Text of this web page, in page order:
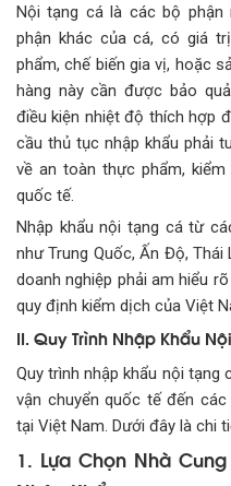
Nội tạng cá là các bộ phận
phận khác của cá, có giá
phẩm, chế biến gia vị, hoặc
hàng này cần được bảo
điều kiện nhiệt độ thích hợp
cầu thủ tục nhập khẩu phải
về an toàn thực phẩm,
quốc tế.
Nhập khẩu nội tạng cá từ
như Trung Quốc, Ấn Độ,
doanh nghiệp phải am hiểu
quy định kiểm dịch của Việt
II. Quy Trình Nhập Khẩu
Quy trình nhập khẩu nội
vận chuyển quốc tế đến
tại Việt Nam. Dưới đây là chi
1. Lựa Chọn Nhà